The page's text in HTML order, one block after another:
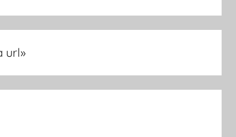
url»